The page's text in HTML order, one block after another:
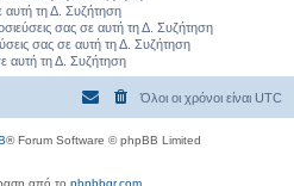
αυτή τη Δ. Συζήτηση
σας σε αυτή τη Δ. Συζήτηση
σας σε αυτή τη Δ. Συζήτηση
αυτή τη Δ. Συζήτηση
Όλοι οι χρόνοι είναι UTC
® Forum Software © phpBB Limited
από το phpbbgr.com